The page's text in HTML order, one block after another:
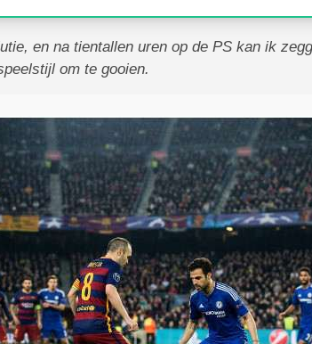
en na tientallen uren op de PS kan ik
om te gooien.